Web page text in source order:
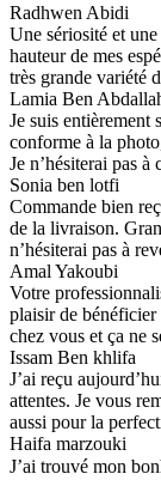
Radhwen Abidi
Une sériosité et
hauteur de mes
très grande variété
Lamia Ben
Je suis entièrement
conforme à la
Je n’hésiterai pas
Sonia ben lotfi
Commande bien
de la livraison.
n’hésiterai pas à
Amal Yakoubi
Votre
plaisir de
chez vous et ça ne
Issam Ben khlifa
J’ai reçu
attentes. Je vous
aussi pour la
Haifa marzouki
J’ai trouvé mon